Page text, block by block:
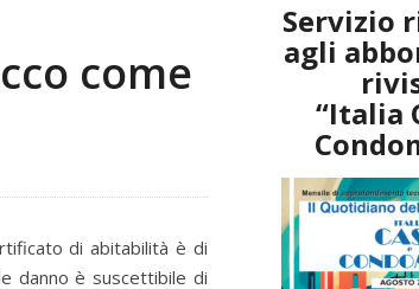
come
di abitabilità è di
danno è suscettibile di
Servizio
agli
“Italia